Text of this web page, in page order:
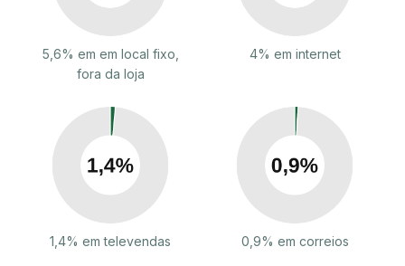
5,6% em em local fixo,
fora da loja
4% em internet
1,4% em televendas 0,9% em correios